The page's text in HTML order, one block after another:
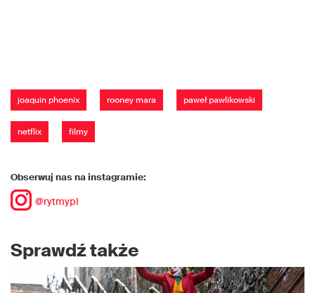
joaquin phoenix rooney mara paweł pawlikowski
netflix filmy
Obserwuj nas na instagramie:
@rytmypl
Sprawdź także